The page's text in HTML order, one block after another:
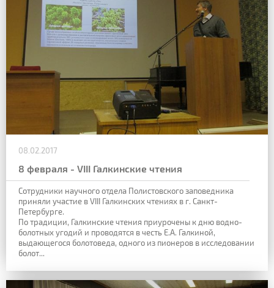
08.02.2017
8 февраля - VIII Галкинские чтения
Сотрудники научного отдела Полистовского заповедника
приняли участие в VIII Галкинских чтениях в г. Санкт-
Петербурге.
По традиции, Галкинские чтения приурочены к дню водно-
болотных угодий и проводятся в честь Е.А. Галкиной,
выдающегося болотоведа, одного из пионеров в исследовании
болот...